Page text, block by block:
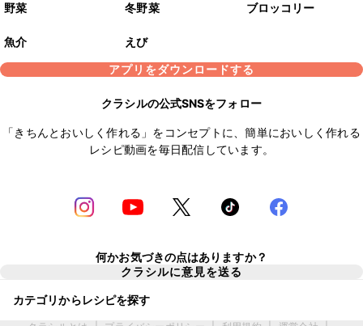
野菜 冬野菜 ブロッコリー
魚介
えび
アプリをダウンロードする
クラシルの公式SNSをフォロー
「きちんとおいしく作れる」をコンセプトに、簡単においしく作れる
レシピ動画を毎日配信しています。
何かお気づきの点はありますか？
クラシルに意見を送る
カテゴリからレシピを探す